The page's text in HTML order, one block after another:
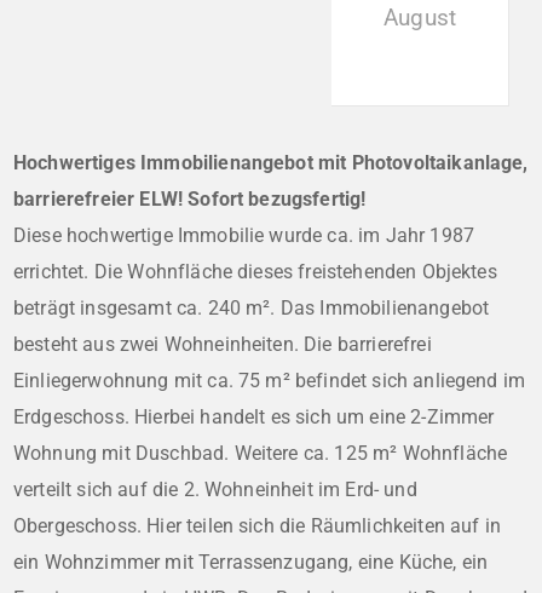
August
Hochwertiges Immobilienangebot mit Photovoltaikanlage,
barrierefreier ELW! Sofort bezugsfertig!
Diese hochwertige Immobilie wurde ca. im Jahr 1987
errichtet. Die Wohnfläche dieses freistehenden Objektes
beträgt insgesamt ca. 240 m². Das Immobilienangebot
besteht aus zwei Wohneinheiten. Die barrierefrei
Einliegerwohnung mit ca. 75 m² befindet sich anliegend im
Erdgeschoss. Hierbei handelt es sich um eine 2-Zimmer
Wohnung mit Duschbad. Weitere ca. 125 m² Wohnfläche
verteilt sich auf die 2. Wohneinheit im Erd- und
Obergeschoss. Hier teilen sich die Räumlichkeiten auf in
ein Wohnzimmer mit Terrassenzugang, eine Küche, ein